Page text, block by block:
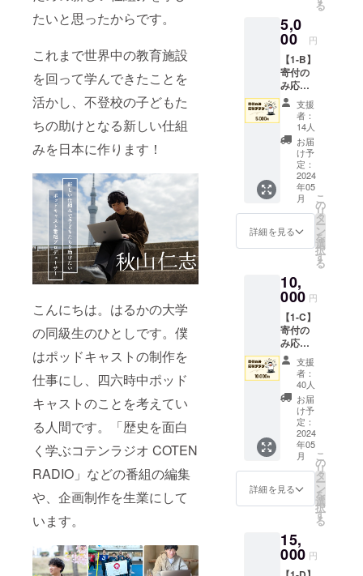
たいと思ったからです。
これまで世界中の教育施設
を回って学んできたことを
活かし、不登校の子どもた
ちの助けとなる新しい仕組
みを日本に作ります！
こんにちは。はるかの大学
の同級生のひとしです。僕
はポッドキャストの制作を
仕事にし、四六時中ポッド
キャストのことを考えてい
る人間です。「歴史を面白
く学ぶコテンラジオ COTEN
RADIO」などの番組の編集
や、企画制作を生業にして
います。
が存続
する限
り掲載
掲
載方
法：文
字のみ
（掲載
を希望
される
お名前
をご記
入くだ
さい）
・感謝
のメッ
セージ
ト音源
※感謝の
メッ
セージ
と限定
のポッ
ドキャ
スト音
源は、
ご入力
いただ
いた
メール
アドレ
スへ添
付して
送信い
る
5,0
00 円
【1-B】
寄付の
み応援
プラン
リター
ン内容
・Web
サイト
に名前
記載
掲
載期
間：令
和６年
４月１
４日か
が存続
する限
り掲載
掲
載方
法：文
字のみ
（掲載
を希望
される
お名前
をご記
入くだ
さい）
・感謝
のメッ
セージ
ト音源
※感謝の
メッ
支援
者：
14人
お届
け予
定：
2024
年05
月
詳細を見る
こ
の
リ
タ
ー
ン
を
選
択
す
る
10,
000 円
【1-C】
寄付の
み応援
プラン
リター
ン内容
・Web
サイト
に名前
記載
掲
載期
間：令
和６年
４月１
４日か
が存続
する限
り掲載
支援
者：
40人
お届
け予
定：
2024
年05
月
詳細を見る
こ
の
リ
タ
ー
ン
を
選
択
す
る
15,
000 円